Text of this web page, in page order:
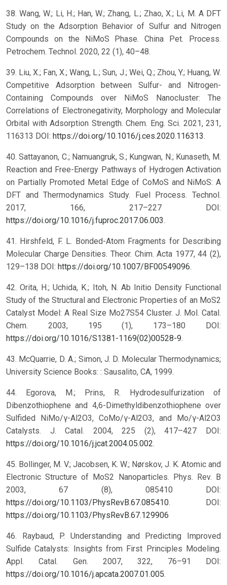
38. Wang, W.; Li, H.; Han, W.; Zhang, L.; Zhao, X.; Li, M. A DFT
Study on the Adsorption Behavior of Sulfur and Nitrogen
Compounds on the NiMoS Phase. China Pet. Process.
Petrochem. Technol. 2020, 22 (1), 40–48.
39. Liu, X.; Fan, X.; Wang, L.; Sun, J.; Wei, Q.; Zhou, Y.; Huang, W.
Competitive Adsorption between Sulfur- and Nitrogen-
Containing Compounds over NiMoS Nanocluster: The
Correlations of Electronegativity, Morphology and Molecular
Orbital with Adsorption Strength. Chem. Eng. Sci. 2021, 231,
116313 DOI: https://doi.org/10.1016/j.ces.2020.116313.
40. Sattayanon, C.; Namuangruk, S.; Kungwan, N.; Kunaseth, M.
Reaction and Free-Energy Pathways of Hydrogen Activation
on Partially Promoted Metal Edge of CoMoS and NiMoS: A
DFT and Thermodynamics Study. Fuel Process. Technol.
2017, 166, 217–227 DOI:
https://doi.org/10.1016/j.fuproc.2017.06.003.
41. Hirshfeld, F. L. Bonded-Atom Fragments for Describing
Molecular Charge Densities. Theor. Chim. Acta 1977, 44 (2),
129–138 DOI: https://doi.org/10.1007/BF00549096.
42. Orita, H.; Uchida, K.; Itoh, N. Ab Initio Density Functional
Study of the Structural and Electronic Properties of an MoS2
Catalyst Model: A Real Size Mo27S54 Cluster. J. Mol. Catal.
Chem. 2003, 195 (1), 173–180 DOI:
https://doi.org/10.1016/S1381-1169(02)00528-9.
43. McQuarrie, D. A.; Simon, J. D. Molecular Thermodynamics;
University Science Books: : Sausalito, CA, 1999.
44. Egorova, M.; Prins, R. Hydrodesulfurization of
Dibenzothiophene and 4,6-Dimethyldibenzothiophene over
Sulfided NiMo/γ-Al2O3, CoMo/γ-Al2O3, and Mo/γ-Al2O3
Catalysts. J. Catal. 2004, 225 (2), 417–427 DOI:
https://doi.org/10.1016/j.jcat.2004.05.002.
45. Bollinger, M. V.; Jacobsen, K. W.; Nørskov, J. K. Atomic and
Electronic Structure of MoS2 Nanoparticles. Phys. Rev. B
2003, 67 (8), 085410 DOI:
https://doi.org/10.1103/PhysRevB.67.085410. DOI:
https://doi.org/10.1103/PhysRevB.67.129906
46. Raybaud, P. Understanding and Predicting Improved
Sulfide Catalysts: Insights from First Principles Modeling.
Appl. Catal. Gen. 2007, 322, 76–91 DOI:
https://doi.org/10.1016/j.apcata.2007.01.005.